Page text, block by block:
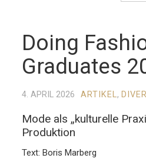
AUSSTELLUNGEN
INTERVIEWS
Doing
Graduates
4. APRIL 2026 ARTIKEL,
Mode als „kulturelle
Produktion
Text: Boris Marberg